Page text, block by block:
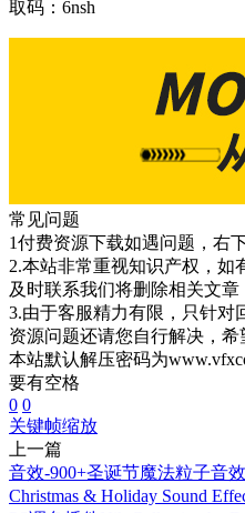
取码：6nsh
常见问题
1付费资源下载如遇问题，右
2.本站非常重视知识产权，如
及时联系我们将删除相关文章
3.由于客服精力有限，只针对
资源问题还请您自行解决，希
本站默认解压密码为
要有空格
0 0
关键帧缩放
上一篇
音效-900+圣诞节魔法粒子音
Christmas & Holiday Sound